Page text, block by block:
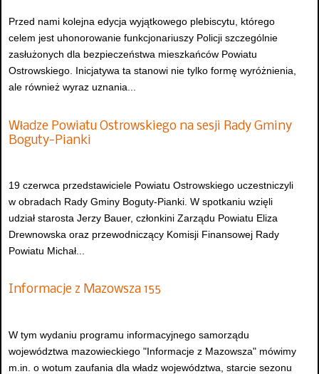
Przed nami kolejna edycja wyjątkowego plebiscytu, którego
celem jest uhonorowanie funkcjonariuszy Policji szczególnie
zasłużonych dla bezpieczeństwa mieszkańców Powiatu
Ostrowskiego. Inicjatywa ta stanowi nie tylko formę wyróżnienia,
ale również wyraz uznania...
Władze Powiatu Ostrowskiego na sesji Rady Gminy
Boguty-Pianki
19 czerwca przedstawiciele Powiatu Ostrowskiego uczestniczyli
w obradach Rady Gminy Boguty-Pianki. W spotkaniu wzięli
udział starosta Jerzy Bauer, członkini Zarządu Powiatu Eliza
Drewnowska oraz przewodniczący Komisji Finansowej Rady
Powiatu Michał...
Informacje z Mazowsza 155
W tym wydaniu programu informacyjnego samorządu
województwa mazowieckiego "Informacje z Mazowsza" mówimy
m.in. o wotum zaufania dla władz województwa, starcie sezonu